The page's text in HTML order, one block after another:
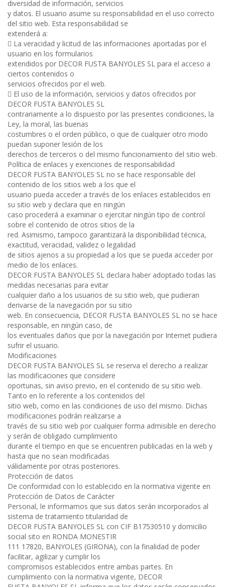
diversidad de información, servicios
y datos. El usuario asume su responsabilidad en el uso correcto
del sitio web. Esta responsabilidad se
extenderá a:
 La veracidad y licitud de las informaciones aportadas por el
usuario en los formularios
extendidos por DECOR FUSTA BANYOLES SL para el acceso a
ciertos contenidos o
servicios ofrecidos por el web.
 El uso de la información, servicios y datos ofrecidos por
DECOR FUSTA BANYOLES SL
contrariamente a lo dispuesto por las presentes condiciones, la
Ley, la moral, las buenas
costumbres o el orden público, o que de cualquier otro modo
puedan suponer lesión de los
derechos de terceros o del mismo funcionamiento del sitio web.
Política de enlaces y exenciones de responsabilidad
DECOR FUSTA BANYOLES SL no se hace responsable del
contenido de los sitios web a los que el
usuario pueda acceder a través de los enlaces establecidos en
su sitio web y declara que en ningún
caso procederá a examinar o ejercitar ningún tipo de control
sobre el contenido de otros sitios de la
red. Asimismo, tampoco garantizará la disponibilidad técnica,
exactitud, veracidad, validez o legalidad
de sitios ajenos a su propiedad a los que se pueda acceder por
medio de los enlaces.
DECOR FUSTA BANYOLES SL declara haber adoptado todas las
medidas necesarias para evitar
cualquier daño a los usuarios de su sitio web, que pudieran
derivarse de la navegación por su sitio
web. En consecuencia, DECOR FUSTA BANYOLES SL no se hace
responsable, en ningún caso, de
los eventuales daños que por la navegación por Internet pudiera
sufrir el usuario.
Modificaciones
DECOR FUSTA BANYOLES SL se reserva el derecho a realizar
las modificaciones que considere
oportunas, sin aviso previo, en el contenido de su sitio web.
Tanto en lo referente a los contenidos del
sitio web, como en las condiciones de uso del mismo. Dichas
modificaciones podrán realizarse a
través de su sitio web por cualquier forma admisible en derecho
y serán de obligado cumplimiento
durante el tiempo en que se encuentren publicadas en la web y
hasta que no sean modificadas
válidamente por otras posteriores.
Protección de datos
De conformidad con lo establecido en la normativa vigente en
Protección de Datos de Carácter
Personal, le informamos que sus datos serán incorporados al
sistema de tratamiento titularidad de
DECOR FUSTA BANYOLES SL con CIF B17530510 y domicilio
social sito en RONDA MONESTIR
111 17820, BANYOLES (GIRONA), con la finalidad de poder
facilitar, agilizar y cumplir los
compromisos establecidos entre ambas partes. En
cumplimiento con la normativa vigente, DECOR